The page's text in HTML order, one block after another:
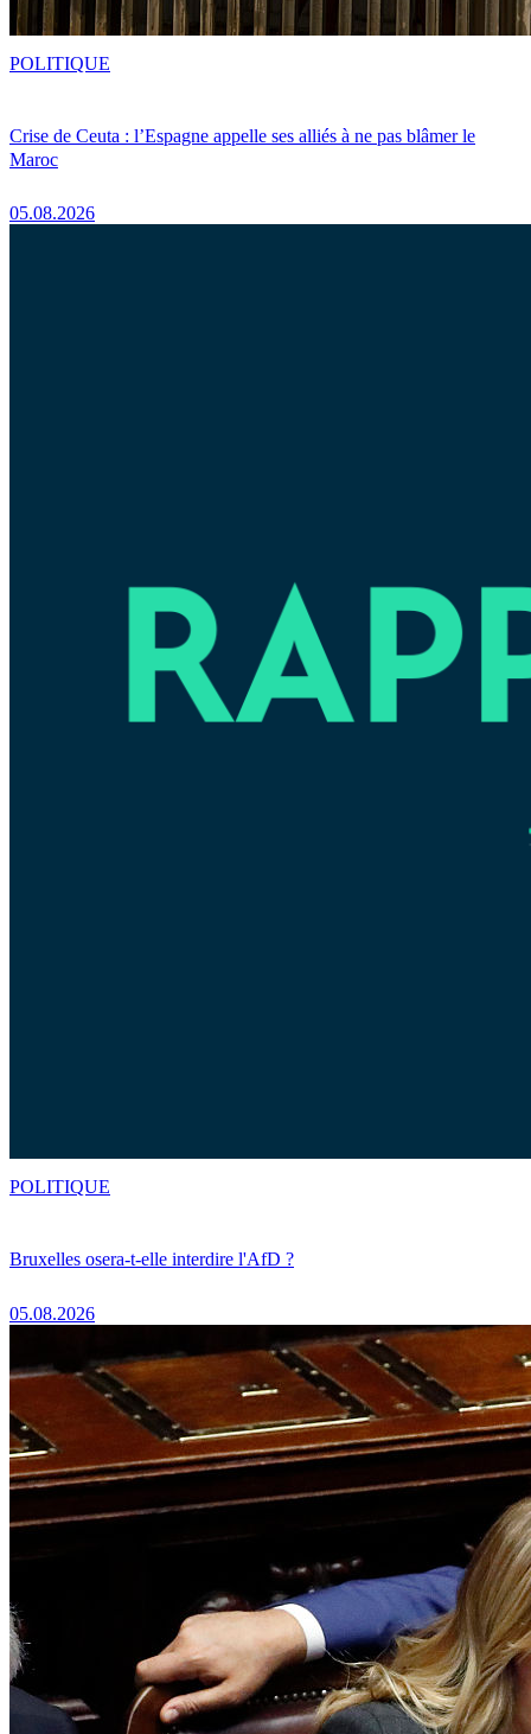
Crise de Ceuta : l’Espagne appelle ses alliés à ne pas blâmer le
Maroc
05.08.2026
POLITIQUE
Bruxelles osera-t-elle interdire l'AfD ?
05.08.2026
POLITIQUE